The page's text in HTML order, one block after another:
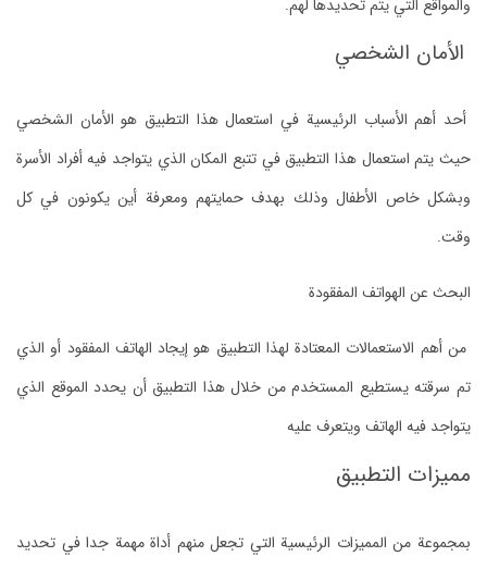
والمواقع التي يتم تحديدها لهم.
الأمان الشخصي
أحد أهم الأسباب الرئيسية في استعمال هذا التطبيق هو الأمان الشخصي
حيث يتم استعمال هذا التطبيق في تتبع المكان الذي يتواجد فيه أفراد الأسرة
وبشكل خاص الأطفال وذلك بهدف حمايتهم ومعرفة أين يكونون في كل
وقت.
البحث عن الهواتف المفقودة
من أهم الاستعمالات المعتادة لهذا التطبيق هو إيجاد الهاتف المفقود أو الذي
تم سرقته يستطيع المستخدم من خلال هذا التطبيق أن يحدد الموقع الذي
يتواجد فيه الهاتف ويتعرف عليه
مميزات التطبيق
بمجموعة من المميزات الرئيسية التي تجعل منهم أداة مهمة جدا في تحديد